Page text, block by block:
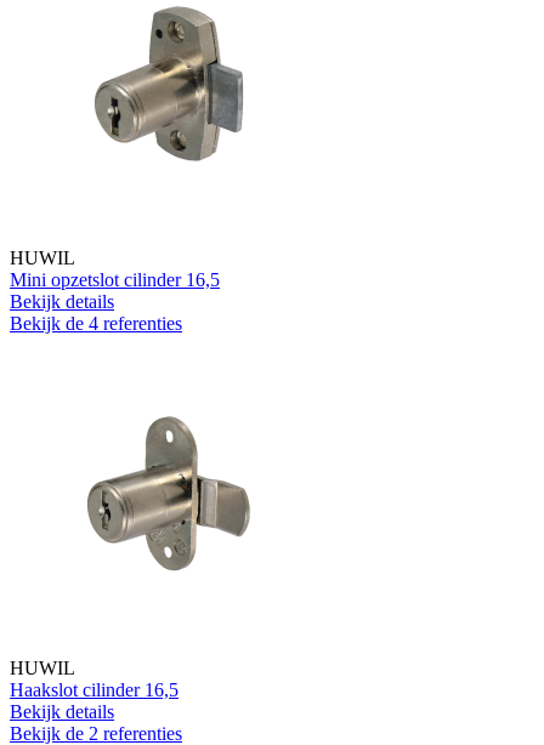
HUWIL
Mini opzetslot cilinder 16,5
Bekijk details
Bekijk de 4 referenties
HUWIL
Haakslot cilinder 16,5
Bekijk details
Bekijk de 2 referenties